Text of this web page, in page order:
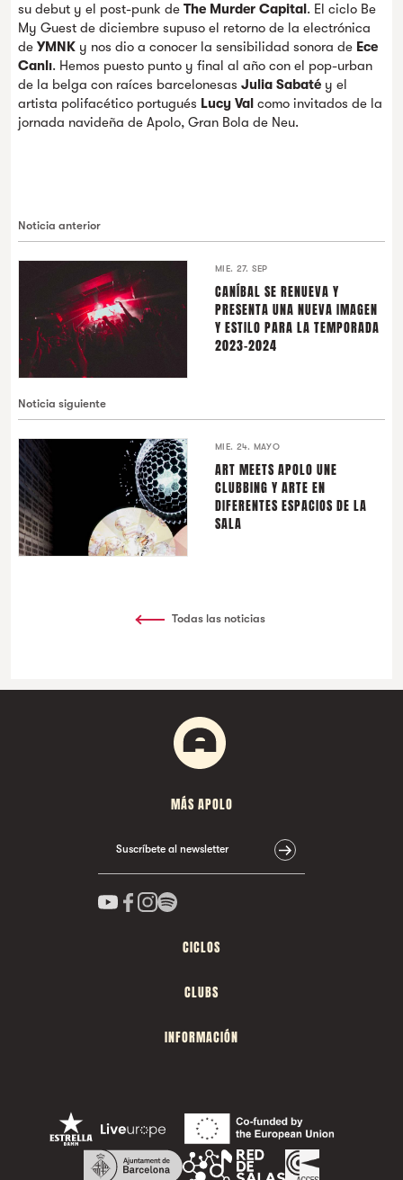
su debut y el post-punk de The Murder Capital . El ciclo Be
My Guest de diciembre supuso el retorno de la electrónica
de YMNK y nos dio a conocer la sensibilidad sonora de Ece
Canlı. Hemos puesto punto y final al año con el pop-urban
de la belga con raíces barcelonesas Julia Sabaté y el
artista polifacético portugués Lucy Val como invitados de la
jornada navideña de Apolo, Gran Bola de Neu.
Noticia anterior
MIE. 27. SEP
CANÍBAL SE RENUEVA Y
PRESENTA UNA NUEVA IMAGEN
Y ESTILO PARA LA TEMPORADA
2023-2024
Noticia siguiente
MIE. 24. MAYO
ART MEETS APOLO UNE
CLUBBING Y ARTE EN
DIFERENTES ESPACIOS DE LA
SALA
Todas las noticias
MÁS APOLO
Suscríbete al newsletter
CICLOS
CLUBS
INFORMACIÓN